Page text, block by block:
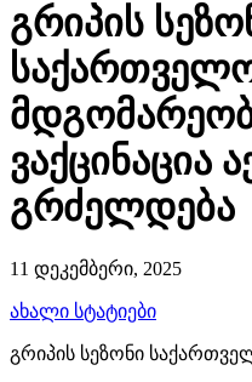
გრიპის
ვაქცინაცია
გრძელდება
11 დეკემბერი, 2025
ახალი სტატიები
გრიპის სეზონი